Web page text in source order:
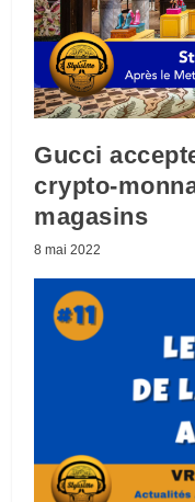
Gucci
crypto-
magasins
8 mai 2022